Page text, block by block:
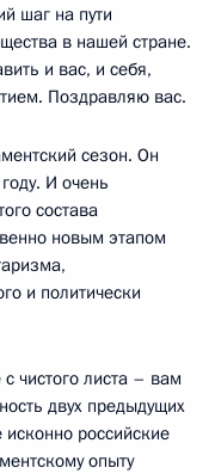
шаг на пути
в нашей стране.
и вас, и себя,
Поздравляю вас.
сезон. Он
И очень
состава
новым этапом
и политически
чистого листа – вам
двух предыдущих
исконно российские
опыту